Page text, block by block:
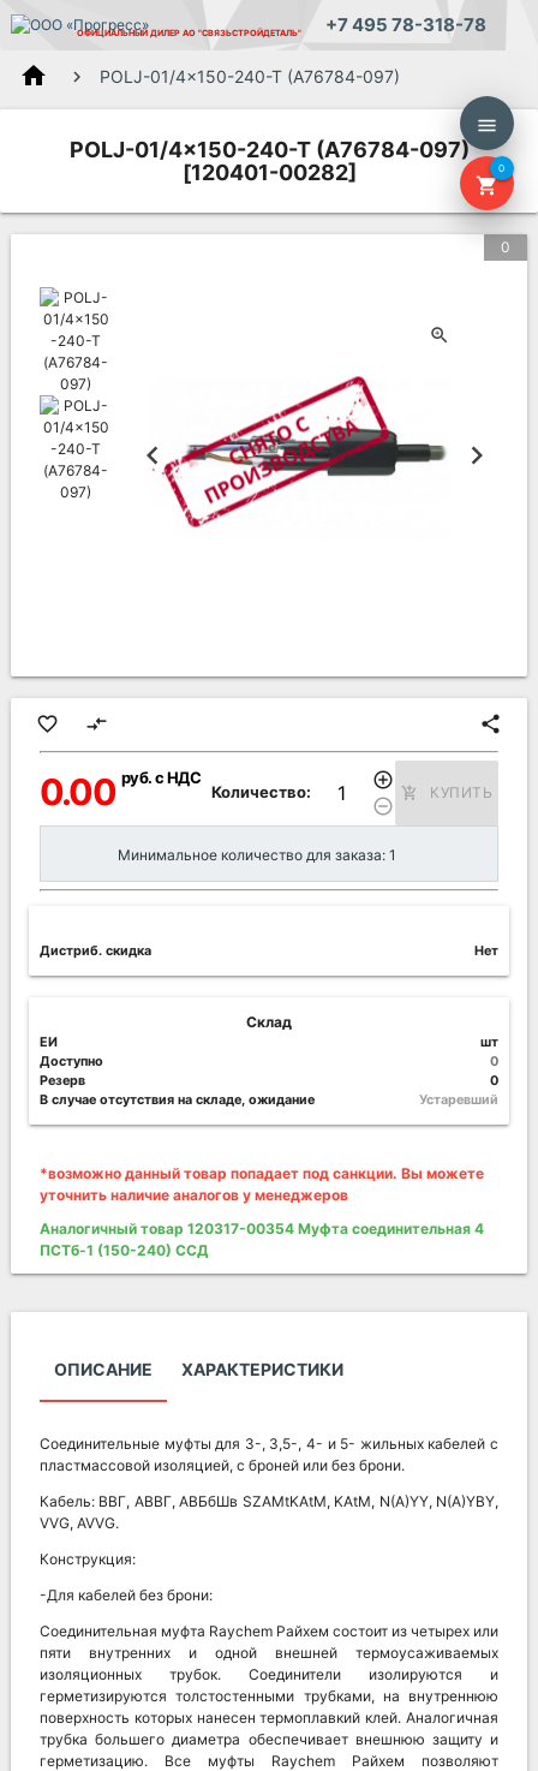
ОФИЦИАЛЬНЫЙ ДИЛЕР АО "СВЯЗЬСТРОЙДЕТАЛЬ" +7 495 78-318-78
menu
shopping_cart
0
home POLJ-01/4x150-240-T (A76784-097)
POLJ-01/4x150-240-T (A76784-097)
[120401-00282]
0
favorite_border compare_arrows share
0.00 руб. с НДС
Количество:
add_circle_outline
remove_circle_outline
add_shopping_cart КУПИТЬ
Минимальное количество для заказа: 1
Дистриб. скидка Нет
Склад
ЕИ
шт
Доступно
0
Резерв
0
В случае отсутствия на складе, ожидание
Устаревший
*возможно данный товар попадает под санкции. Вы можете
уточнить наличие аналогов у менеджеров
Аналогичный товар 120317-00354 Муфта соединительная 4
ПСТб-1 (150-240) ССД
ОПИСАНИЕ ХАРАКТЕРИСТИКИ
Соединительные муфты для 3-, 3,5-, 4- и 5- жильных кабелей с
пластмассовой изоляцией, с броней или без брони.
Кабель: ВВГ, АВВГ, АВБбШв SZAMtKAtM, KAtM, N(A)YY, N(A)YBY,
VVG, AVVG.
Конструкция:
-Для кабелей без брони:
Соединительная муфта Raychem Райхем состоит из четырех или
пяти внутренних и одной внешней термоусаживаемых
изоляционных трубок. Соединители изолируются и
герметизируются толстостенными трубками, на внутреннюю
поверхность которых нанесен термоплавкий клей. Аналогичная
трубка большего диаметра обеспечивает внешнюю защиту и
герметизацию. Все муфты Raychem Райхем позволяют